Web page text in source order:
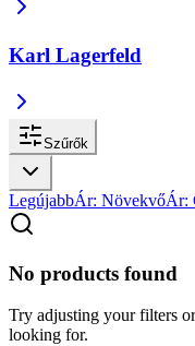
Karl Lagerfeld
Szűrők
LegújabbÁr: NövekvőÁr:
No products found
Try adjusting your filters
looking for.